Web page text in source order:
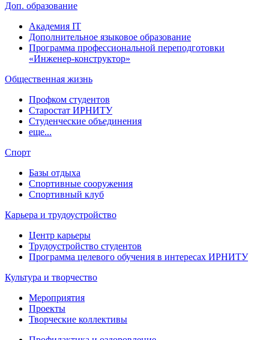
Доп. образование
Академия IT
Дополнительное языковое образование
Программа профессиональной переподготовки
«Инженер-конструктор»
Общественная жизнь
Профком студентов
Старостат ИРНИТУ
Студенческие объединения
еще...
Спорт
Базы отдыха
Спортивные сооружения
Спортивный клуб
Карьера и трудоустройство
Центр карьеры
Трудоустройство студентов
Программа целевого обучения в интересах ИРНИТУ
Культура и творчество
Мероприятия
Проекты
Творческие коллективы